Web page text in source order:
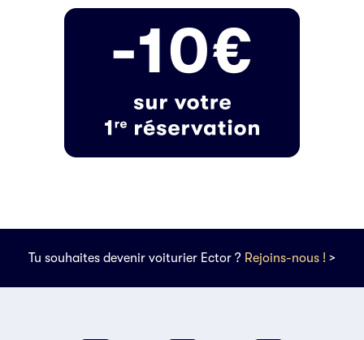
Tu souhaites devenir voiturier Ector ? Rejoins-nous ! >